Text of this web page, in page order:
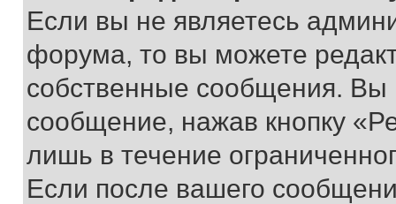
Если вы не являетесь
форума, то вы можете
собственные сообщения. Вы
сообщение, нажав кнопку
лишь в течение
Если после вашего